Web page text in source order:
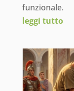
funzionale.
leggi tutto